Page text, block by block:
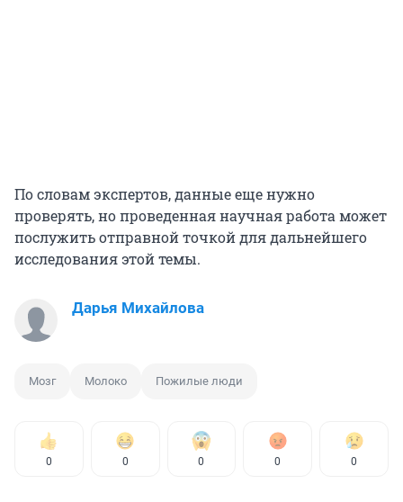
По словам экспертов, данные еще нужно
проверять, но проведенная научная работа может
послужить отправной точкой для дальнейшего
исследования этой темы.
Дарья Михайлова
Мозг Молоко Пожилые люди
0 0 0 0 0